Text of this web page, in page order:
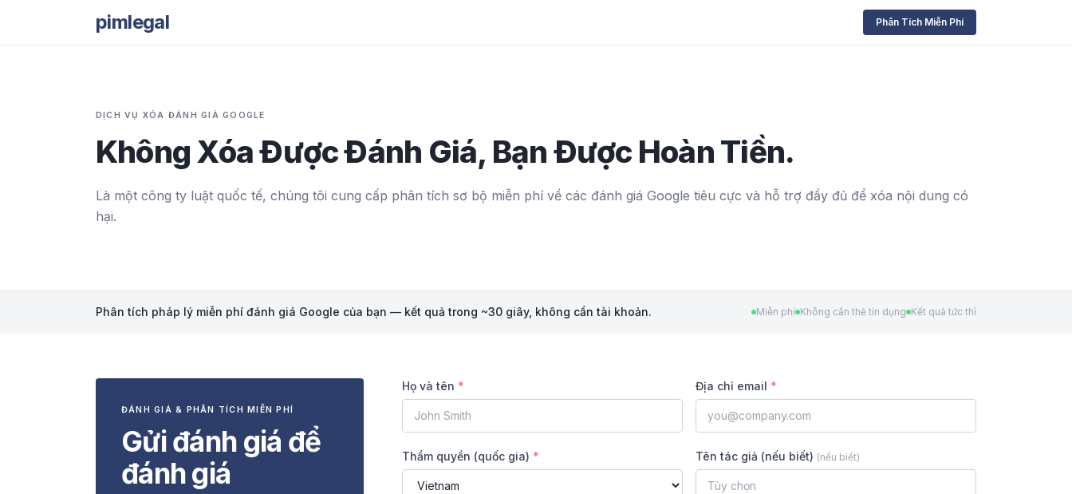
pimlegal Phân Tích Miễn Phí
DỊCH VỤ XÓA ĐÁNH GIÁ GOOGLE
Không Xóa Được Đánh Giá, Bạn Được Hoàn Tiền.
Là một công ty luật quốc tế, chúng tôi cung cấp phân tích sơ bộ miễn phí về các đánh giá Google tiêu cực và hỗ trợ đầy đủ để xóa nội dung có
hại.
Phân tích pháp lý miễn phí đánh giá Google của bạn — kết quả trong ~30 giây, không cần tài khoản. Miễn phí Không cần thẻ tín dụng Kết quả tức thì
ĐÁNH GIÁ & PHÂN TÍCH MIỄN PHÍ
Gửi đánh giá để
đánh giá
Họ và tên * Địa chỉ email *
Thẩm quyền (quốc gia) * Tên tác giả (nếu biết) (nếu biết)